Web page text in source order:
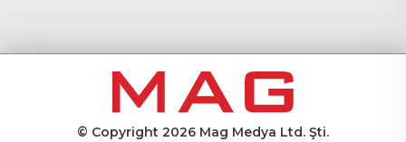
© Copyright 2026 Mag Medya Ltd. Şti.